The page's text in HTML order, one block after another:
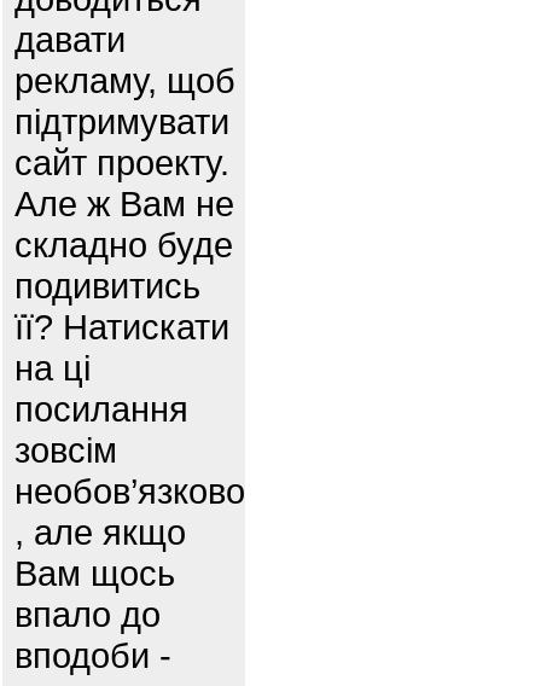
давати
рекламу, щоб
підтримувати
сайт проекту.
Але ж Вам не
складно буде
подивитись
її? Натискати
на ці
посилання
зовсім
необов’язково
, але якщо
Вам щось
впало до
вподоби -